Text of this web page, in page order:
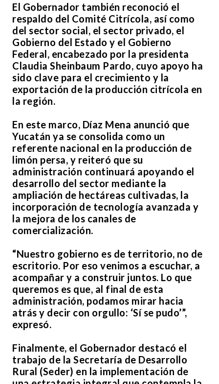
El Gobernador también reconoció el
respaldo del Comité Citrícola, así como
del sector social, el sector privado, el
Gobierno del Estado y el Gobierno
Federal, encabezado por la presidenta
Claudia Sheinbaum Pardo, cuyo apoyo ha
sido clave para el crecimiento y la
exportación de la producción citrícola en
la región.
En este marco, Díaz Mena anunció que
Yucatán ya se consolida como un
referente nacional en la producción de
limón persa, y reiteró que su
administración continuará apoyando el
desarrollo del sector mediante la
ampliación de hectáreas cultivadas, la
incorporación de tecnología avanzada y
la mejora de los canales de
comercialización.
“Nuestro gobierno es de territorio, no de
escritorio. Por eso venimos a escuchar, a
acompañar y a construir juntos. Lo que
queremos es que, al final de esta
administración, podamos mirar hacia
atrás y decir con orgullo: ‘Sí se pudo’”,
expresó.
Finalmente, el Gobernador destacó el
trabajo de la Secretaría de Desarrollo
Rural (Seder) en la implementación de